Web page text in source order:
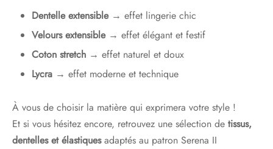
Dentelle extensible→ effet lingerie chic
Velours extensible→ effet élégant et festif
Coton stretch→ effet naturel et doux
Lycra→ effet moderne et technique
À vous de choisir la matière qui exprimera votre style !
Et si vous hésitez encore, retrouvez une sélection de tissus,
dentelles et élastiquesadaptés au patron Serena II